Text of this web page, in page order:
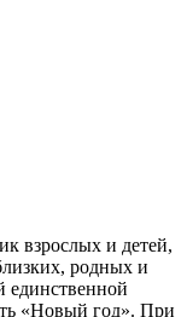
взрослых и детей,
родных и
единственной
«Новый год». При